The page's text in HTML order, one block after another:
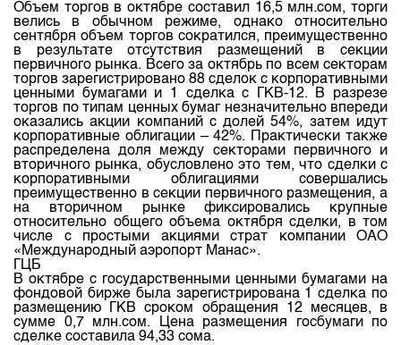
Общая информация
Акционеры
Руководство
Внутренний аудитор
Комитеты
Участники торгов
Наши партнеры
Cтратегия развития
Корпоративные документы
Контакты
Направления
Товарно-сырьевой сектор
Листинг
Центр раскрытия информации
Тарифы
Аналитика
Финансовый рынок KG
Пресс-клуб
25 лет ЗАО КФБ
Нормативная база
Биржевая деятельность
Депозитарная деятельность
Центр раскрытия информации
Статистика торгов
Итоги последних торгов
Архив торгов
Индекс и Капитализация
Котировки по ЦБ
Котировки по драг. металлам
Расписание аукционов по ГЦБ
Результаты аукционов ГЦБ
Учебный центр
Общая информация
План работы на год
Объем торгов в октябре составил 16,5 млн.сом, торги
велись в обычном режиме, однако относительно
сентября объем торгов сократился, преимущественно
в результате отсутствия размещений в секции
первичного рынка. Всего за октябрь по всем секторам
торгов зарегистрировано 88 сделок с корпоративными
ценными бумагами и 1 сделка с ГКВ-12. В разрезе
торгов по типам ценных бумаг незначительно впереди
оказались акции компаний с долей 54%, затем идут
корпоративные облигации – 42%. Практически также
распределена доля между секторами первичного и
вторичного рынка, обусловлено это тем, что сделки с
корпоративными облигациями совершались
преимущественно в секции первичного размещения, а
на вторичном рынке фиксировались крупные
относительно общего объема октября сделки, в том
числе с простыми акциями страт компании ОАО
«Международный аэропорт Манас».
ГЦБ
В октябре с государственными ценными бумагами на
фондовой бирже была зарегистрирована 1 сделка по
размещению ГКВ сроком обращения 12 месяцев, в
сумме 0,7 млн.сом. Цена размещения госбумаги по
сделке составила 94,33 сома.